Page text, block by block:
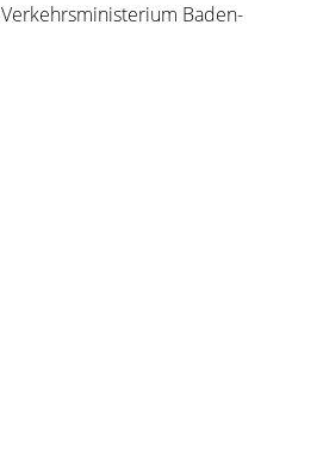
Verkehrsministerium Baden-